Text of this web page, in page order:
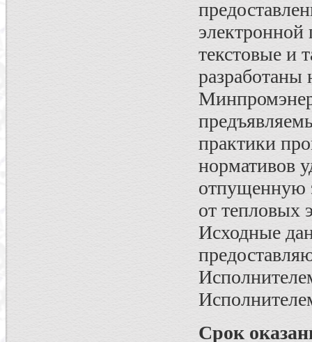
электронной
текстовые
разработаны
практики
нормативов
отпущенную
от тепловых
Исходные
Срок